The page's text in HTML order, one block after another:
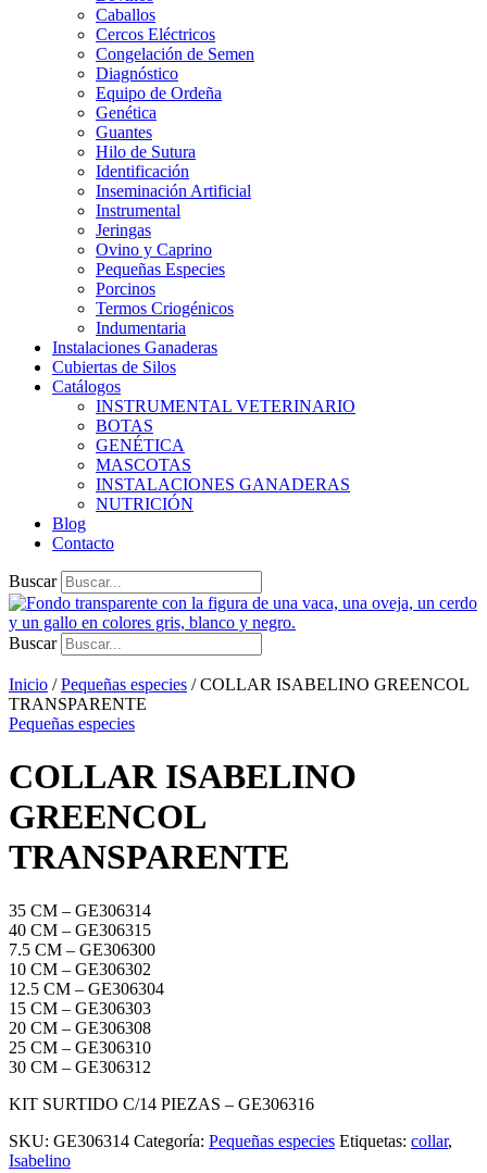
Caballos
Cercos Eléctricos
Congelación de Semen
Diagnóstico
Equipo de Ordeña
Genética
Guantes
Hilo de Sutura
Identificación
Inseminación Artificial
Instrumental
Jeringas
Ovino y Caprino
Pequeñas Especies
Porcinos
Termos Criogénicos
Indumentaria
Instalaciones Ganaderas
Cubiertas de Silos
Catálogos
INSTRUMENTAL VETERINARIO
BOTAS
GENÉTICA
MASCOTAS
INSTALACIONES GANADERAS
NUTRICIÓN
Blog
Contacto
Buscar
Buscar
Inicio /Pequeñas especies / COLLAR ISABELINO GREENCOL
TRANSPARENTE
Pequeñas especies
COLLAR ISABELINO
GREENCOL
TRANSPARENTE
35 CM – GE306314
40 CM – GE306315
7.5 CM – GE306300
10 CM – GE306302
12.5 CM – GE306304
15 CM – GE306303
20 CM – GE306308
25 CM – GE306310
30 CM – GE306312
KIT SURTIDO C/14 PIEZAS – GE306316
SKU: GE306314 Categoría: Pequeñas especies Etiquetas: collar,
Isabelino